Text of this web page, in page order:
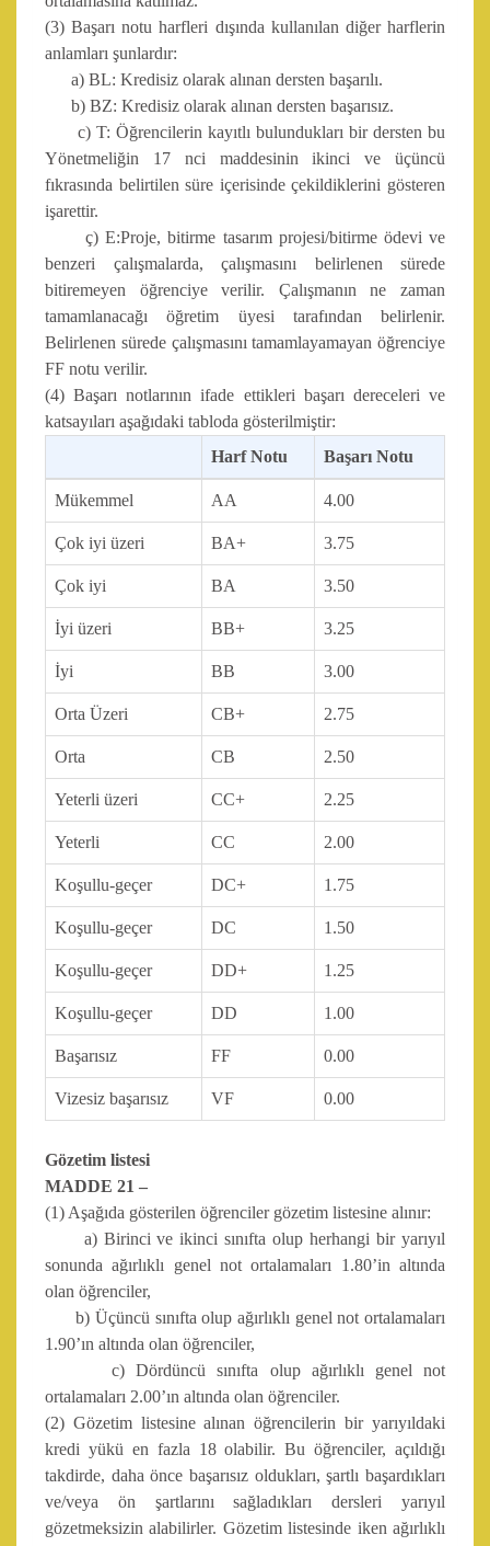
(3) Başarı notu harfleri dışında kullanılan diğer harflerin
anlamları şunlardır:
a) BL: Kredisiz olarak alınan dersten başarılı.
b) BZ: Kredisiz olarak alınan dersten başarısız.
c) T: Öğrencilerin kayıtlı bulundukları bir dersten bu
Yönetmeliğin 17 nci maddesinin ikinci ve üçüncü
fıkrasında belirtilen süre içerisinde çekildiklerini gösteren
işarettir.
ç) E:Proje, bitirme tasarım projesi/bitirme ödevi ve
benzeri çalışmalarda, çalışmasını belirlenen sürede
bitiremeyen öğrenciye verilir. Çalışmanın ne zaman
tamamlanacağı öğretim üyesi tarafından belirlenir.
Belirlenen sürede çalışmasını tamamlayamayan öğrenciye
FF notu verilir.
(4) Başarı notlarının ifade ettikleri başarı dereceleri ve
katsayıları aşağıdaki tabloda gösterilmiştir:
Harf Notu
Başarı Notu
Mükemmel AA 4.00
Çok iyi üzeri BA+ 3.75
Çok iyi BA 3.50
İyi üzeri BB+ 3.25
İyi BB 3.00
Orta Üzeri CB+ 2.75
Orta CB 2.50
Yeterli üzeri CC+ 2.25
Yeterli CC 2.00
Koşullu-geçer DC+ 1.75
Koşullu-geçer DC 1.50
Koşullu-geçer DD+ 1.25
Koşullu-geçer DD 1.00
Başarısız FF 0.00
Vizesiz başarısız VF 0.00
Gözetim listesi
MADDE 21 –
(1) Aşağıda gösterilen öğrenciler gözetim listesine alınır:
a) Birinci ve ikinci sınıfta olup herhangi bir yarıyıl
sonunda ağırlıklı genel not ortalamaları 1.80’in altında
olan öğrenciler,
b) Üçüncü sınıfta olup ağırlıklı genel not ortalamaları
1.90’ın altında olan öğrenciler,
c) Dördüncü sınıfta olup ağırlıklı genel not
ortalamaları 2.00’ın altında olan öğrenciler.
(2) Gözetim listesine alınan öğrencilerin bir yarıyıldaki
kredi yükü en fazla 18 olabilir. Bu öğrenciler, açıldığı
takdirde, daha önce başarısız oldukları, şartlı başardıkları
ve/veya ön şartlarını sağladıkları dersleri yarıyıl
gözetmeksizin alabilirler. Gözetim listesinde iken ağırlıklı